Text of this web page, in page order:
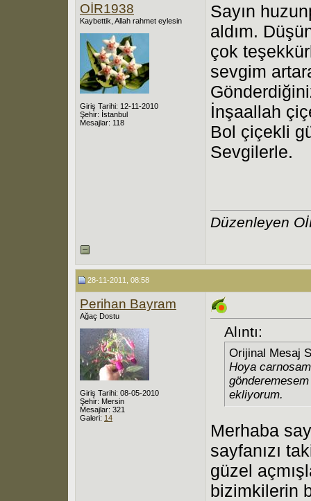
OİR1938
Kaybettik, Allah rahmet eylesin
Giriş Tarihi: 12-11-2010
Şehir: İstanbul
Mesajlar: 118
Sayın
aldım.
çok
sevgim
İnşaallah
Bol çiçekli
Sevgilerle.
Düzenleyen
28-11-2011, 08:58
Perihan Bayram
Ağaç Dostu
Giriş Tarihi: 08-05-2010
Şehir: Mersin
Mesajlar: 321
Galeri: 14
Alıntı:
Orijinal Mesaj
Hoya
ekliyorum.
Merhaba
sayfanızı
güzel
bizimkilerin